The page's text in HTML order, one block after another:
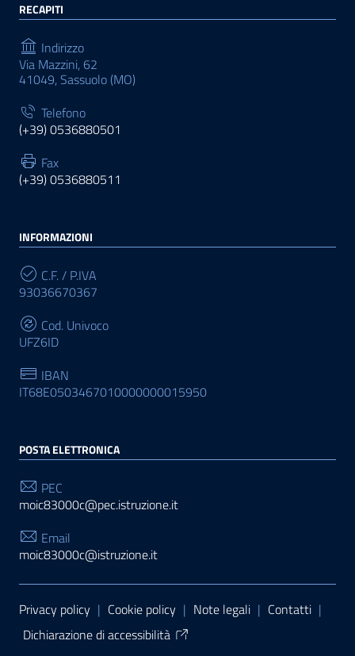
RECAPITI
Indirizzo
Via Mazzini, 62
41049, Sassuolo (MO)
Telefono
(+39) 0536880501
Fax
(+39) 0536880511
INFORMAZIONI
C.F. / P.IVA
93036670367
Cod. Univoco
UFZ6ID
IBAN
IT68E0503467010000000015950
POSTA ELETTRONICA
PEC
moic83000c@pec.istruzione.it
Email
moic83000c@istruzione.it
Sezione Link Utili
Privacy policy | Cookie policy | Note legali | Contatti |
Dichiarazione di accessibilità